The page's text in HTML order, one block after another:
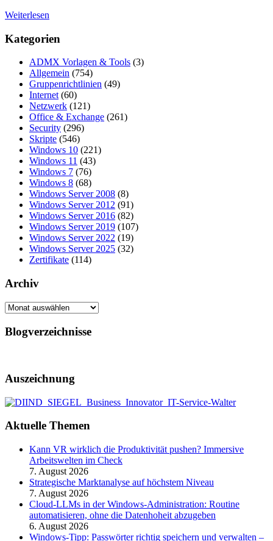
Weiterlesen
Kategorien
ADMX Vorlagen & Tools (3)
Allgemein (754)
Gruppenrichtlinien (49)
Internet(60)
Netzwerk (121)
Office & Exchange (261)
Security (296)
Skripte (546)
Windows 10 (221)
Windows 11 (43)
Windows 7 (76)
Windows 8 (68)
Windows Server 2008 (8)
Windows Server 2012 (91)
Windows Server 2016 (82)
Windows Server 2019 (107)
Windows Server 2022 (19)
Windows Server 2025 (32)
Zertifikate (114)
Archiv
Archiv
Blogverzeichnisse
Auszeichnung
Aktuelle Themen
Kann VR wirklich die Produktivität pushen? Immersive
Arbeitswelten im Check
7. August 2026
Strategische Marktanalyse auf höchstem Niveau
7. August 2026
Cloud-LLMs in der Windows-Administration: Routine
automatisieren, ohne die Datenhoheit abzugeben
6. August 2026
Windows-Tipp: Passwörter richtig speichern und verwalten –